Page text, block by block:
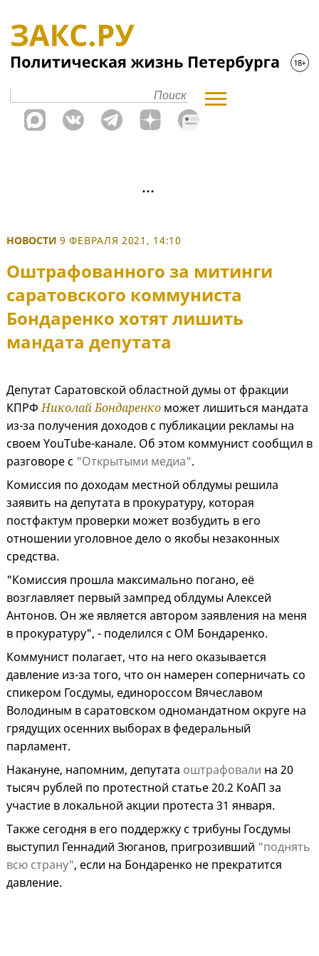
НОВОСТИ 9 ФЕВРАЛЯ 2021, 14:10
Оштрафованного за митинги
саратовского коммуниста
Бондаренко хотят лишить
мандата депутата
Депутат Саратовской областной думы от фракции
КПРФНиколай Бондаренко может лишиться мандата
из-за получения доходов с публикации рекламы на
своем YouTube-канале. Об этом коммунист сообщил в
разговоре с "Открытыми медиа".
Комиссия по доходам местной облдумы решила
заявить на депутата в прокуратуру, которая
постфактум проверки может возбудить в его
отношении уголовное дело о якобы незаконных
средства.
"Комиссия прошла максимально погано, её
возглавляет первый зампред облдумы Алексей
Антонов. Он же является автором заявления на меня
в прокуратуру", - поделился с ОМ Бондаренко.
Коммунист полагает, что на него оказывается
давление из-за того, что он намерен соперничать со
спикером Госдумы, единороссом Вячеславом
Володиным в саратовском одномандатном округе на
грядущих осенних выборах в федеральный
парламент.
Накануне, напомним, депутата оштрафовали на 20
тысяч рублей по протестной статье 20.2 КоАП за
участие в локальной акции протеста 31 января.
Также сегодня в его поддержку с трибуны Госдумы
выступил Геннадий Зюганов, пригрозивший "поднять
всю страну", если на Бондаренко не прекратится
давление.